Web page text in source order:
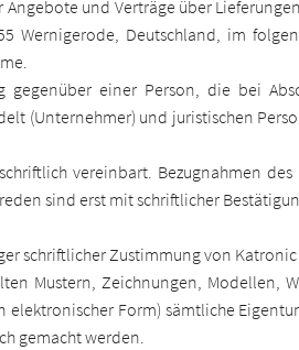
und Verträge über
Wernigerode, Deutschland, im
einer Person, die bei
(Unternehmer) und juristischen
vereinbart. Bezugnahmen
sind erst mit schriftlicher
schriftlicher Zustimmung von
Mustern, Zeichnungen, Modellen,
Form) sämtliche
gemacht werden.